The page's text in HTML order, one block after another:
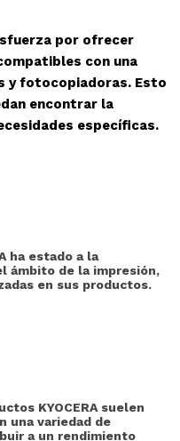
por ofrecer
con una
y fotocopiadoras. Esto
encontrar la
específicas.
ha estado a la
ámbito de la impresión,
en sus productos.
KYOCERA suelen
una variedad de
a un rendimiento